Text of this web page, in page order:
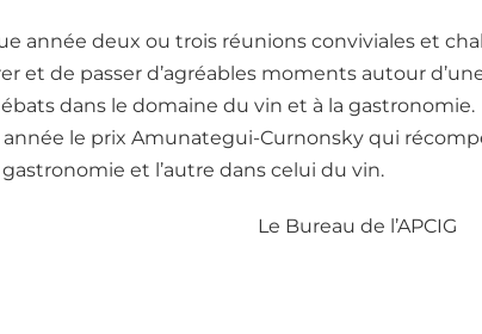
année deux ou trois réunions conviviales et
et de passer d’agréables moments autour
dans le domaine du vin et à la gastronomie.
le prix Amunategui-Curnonsky qui
et l’autre dans celui du vin.
Le Bureau de l’APCIG